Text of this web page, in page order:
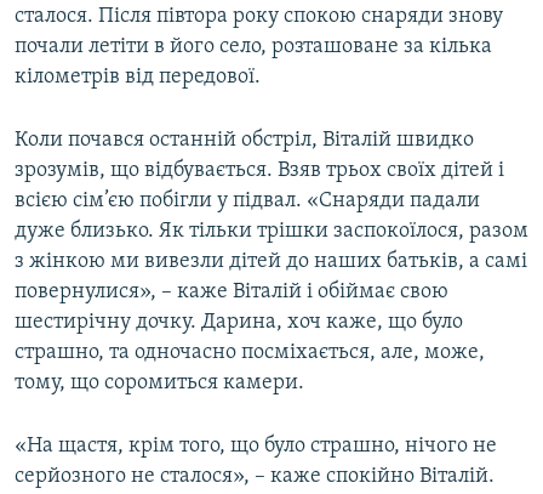
сталося. Після півтора року спокою снаряди знову
почали летіти в його село, розташоване за кілька
кілометрів від передової.
Коли почався останній обстріл, Віталій швидко
зрозумів, що відбувається. Взяв трьох своїх дітей і
всією сім’єю побігли у підвал. «Снаряди падали
дуже близько. Як тільки трішки заспокоїлося, разом
з жінкою ми вивезли дітей до наших батьків, а самі
повернулися», – каже Віталій і обіймає свою
шестирічну дочку. Дарина, хоч каже, що було
страшно, та одночасно посміхається, але, може,
тому, що соромиться камери.
«На щастя, крім того, що було страшно, нічого не
серйозного не сталося», – каже спокійно Віталій.